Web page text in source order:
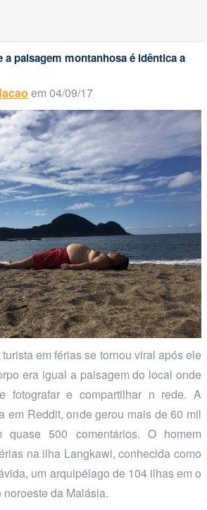
a paisagem montanhosa é idêntica a
em 04/09/17
em férias se tornou viral após ele
era igual a paisagem do local onde
fotografar e compartilhar n rede. A
em Reddit, onde gerou mais de 60 mil
500 comentários. O homem
na ilha Langkawi, conhecida como
um arquipélago de 104 ilhas em o
da Malásia.